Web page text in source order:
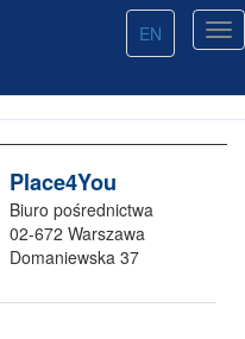
EN
Place4You
Biuro pośrednictwa
02-672 Warszawa
Domaniewska 37